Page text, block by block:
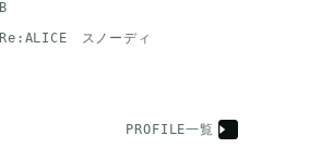
B
Re:ALICE スノーディ
PROFILE一覧